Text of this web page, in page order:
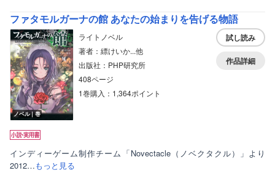
ファタモルガーナの館 あなたの始まりを告げる物語
ノベル｜巻
ライトノベル
著者：縹けいか...他
出版社：PHP研究所
408ページ
1巻購入：1,364ポイント
試し読み
作品詳細
インディーゲーム制作チーム「Novectacle（ノベクタクル）」より
2012…もっと見る